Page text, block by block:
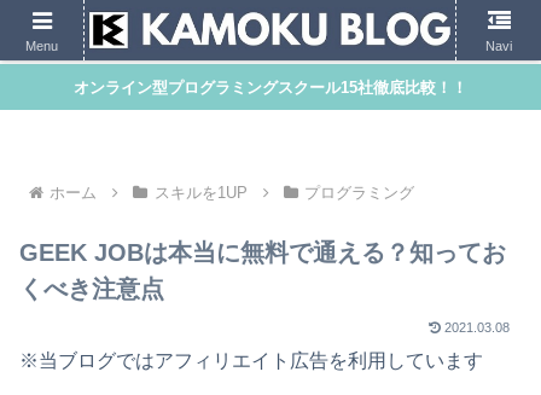
オンライン型プログラミングスクール15社徹底比較！！
ホーム スキルを1UP プログラミング
GEEK JOBは本当に無料で通える？知ってお
くべき注意点
2021.03.08
※当ブログではアフィリエイト広告を利用しています
Menu Navi